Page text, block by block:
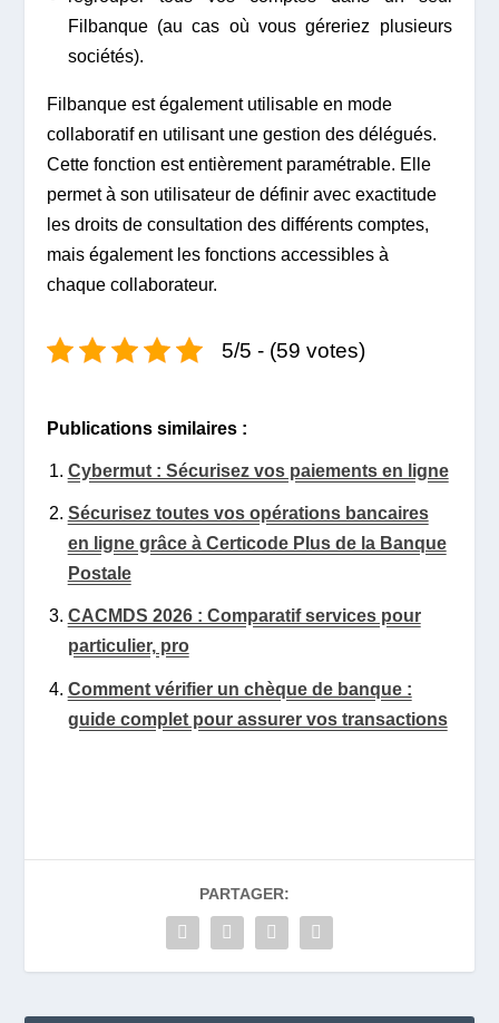
Filbanque (au cas où vous géreriez plusieurs
sociétés).
Filbanque est également utilisable en mode
collaboratif en utilisant une gestion des délégués.
Cette fonction est entièrement paramétrable. Elle
permet à son utilisateur de définir avec exactitude
les droits de consultation des différents comptes,
mais également les fonctions accessibles à
chaque collaborateur.
5/5 - (59 votes)
Publications similaires :
Cybermut : Sécurisez vos paiements en ligne
Sécurisez toutes vos opérations bancaires
en ligne grâce à Certicode Plus de la Banque
Postale
CACMDS 2026 : Comparatif services pour
particulier, pro
Comment vérifier un chèque de banque :
guide complet pour assurer vos transactions
PARTAGER: